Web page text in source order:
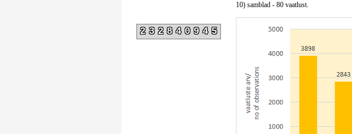
232840945
10) samblad - 80 vaatlust.